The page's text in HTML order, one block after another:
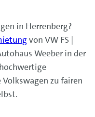
in Herrenberg?
von VW FS |
Weeber in der
zu fairen